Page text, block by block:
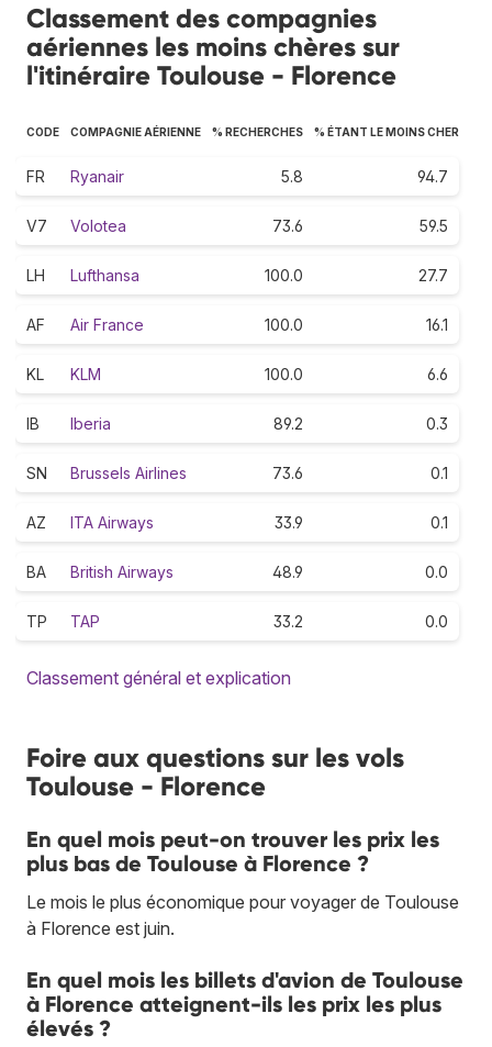
Classement des compagnies
aériennes les moins chères sur
l'itinéraire Toulouse - Florence
CODE COMPAGNIE AÉRIENNE % RECHERCHES % ÉTANT LE MOINS CHER
FR Ryanair 5.8 94.7
V7 Volotea 73.6 59.5
LH Lufthansa 100.0 27.7
AF Air France 100.0 16.1
KL KLM 100.0 6.6
IB Iberia 89.2 0.3
SN Brussels Airlines 73.6 0.1
AZ ITA Airways 33.9 0.1
BA British Airways 48.9 0.0
TP TAP 33.2 0.0
Classement général et explication
Foire aux questions sur les vols
Toulouse - Florence
En quel mois peut-on trouver les prix les
plus bas de Toulouse à Florence ?
Le mois le plus économique pour voyager de Toulouse
à Florence est juin.
En quel mois les billets d'avion de Toulouse
à Florence atteignent-ils les prix les plus
élevés ?